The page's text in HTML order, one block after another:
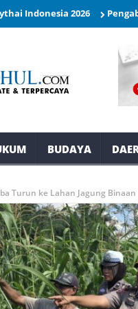
2026 Pengabdian
BUDAYA
Turun ke Lahan Jagung Binaan